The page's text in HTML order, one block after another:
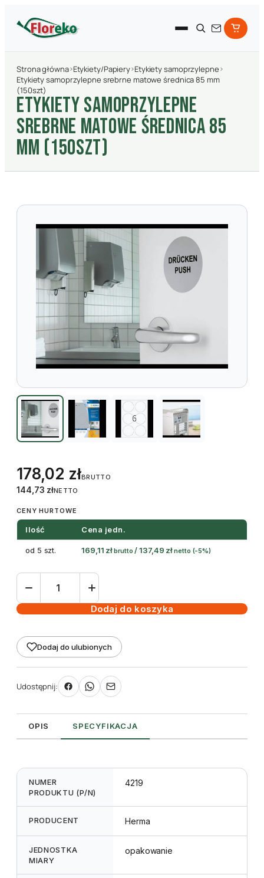
Strona główna›Etykiety/Papiery›Etykiety samoprzylepne›
Etykiety samoprzylepne srebrne matowe średnica 85 mm
(150szt)
ETYKIETY SAMOPRZYLEPNE
SREBRNE MATOWE śREDNICA 85
MM (150SZT)
178,02 złBRUTTO
144,73 złNETTO
CENY HURTOWE
Ilość Cena jedn.
od 5 szt. 169,11 zł brutto /137,49 zł netto (-5%)
ilość
samoprzylepne
matowe
średnica
85
mm
Dodaj do koszyka
Dodaj do ulubionych
Udostępnij:
OPIS SPECYFIKACJA
NUMER
PRODUKTU (P/N)
4219
PRODUCENT Herma
JEDNOSTKA
MIARY
opakowanie